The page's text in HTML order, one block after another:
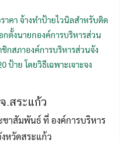
าคา จ้างทำป้ายไวนิลสำหรับติด
ตั้งนายกองค์การบริหารส่วน
ชิกสภาองค์การบริหารส่วนจัง
ป้าย โดยวิธีเฉพาะเจาะจง
.สระแก้ว
าสัมพันธ์ ที่ องค์การบริหาร
หวัดสระแก้ว